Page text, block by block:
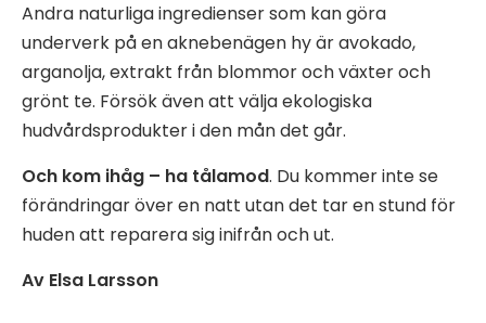
Andra naturliga ingredienser som kan göra
underverk på en aknebenägen hy är avokado,
arganolja, extrakt från blommor och växter och
grönt te. Försök även att välja ekologiska
hudvårdsprodukter i den mån det går.
Och kom ihåg – ha tålamod. Du kommer inte se
förändringar över en natt utan det tar en stund för
huden att reparera sig inifrån och ut.
Av Elsa Larsson